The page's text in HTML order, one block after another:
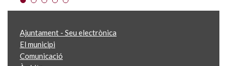
Ajuntament - Seu electrònica
El municipi
Comunicació